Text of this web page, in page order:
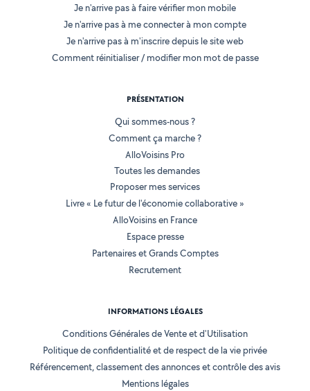
Je n'arrive pas à faire vérifier mon mobile
Je n'arrive pas à me connecter à mon compte
Je n'arrive pas à m'inscrire depuis le site web
Comment réinitialiser / modifier mon mot de passe
PRÉSENTATION
Qui sommes-nous ?
Comment ça marche ?
AlloVoisins Pro
Toutes les demandes
Proposer mes services
Livre « Le futur de l'économie collaborative »
AlloVoisins en France
Espace presse
Partenaires et Grands Comptes
Recrutement
INFORMATIONS LÉGALES
Conditions Générales de Vente et d'Utilisation
Politique de confidentialité et de respect de la vie privée
Référencement, classement des annonces et contrôle des avis
Mentions légales